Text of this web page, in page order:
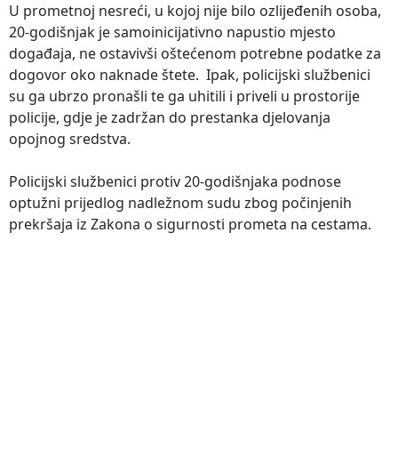
U prometnoj nesreći, u kojoj nije bilo ozlijeđenih osoba,
20-godišnjak je samoinicijativno napustio mjesto
događaja, ne ostavivši oštećenom potrebne podatke za
dogovor oko naknade štete. Ipak, policijski službenici
su ga ubrzo pronašli te ga uhitili i priveli u prostorije
policije, gdje je zadržan do prestanka djelovanja
opojnog sredstva.
Policijski službenici protiv 20-godišnjaka podnose
optužni prijedlog nadležnom sudu zbog počinjenih
prekršaja iz Zakona o sigurnosti prometa na cestama.